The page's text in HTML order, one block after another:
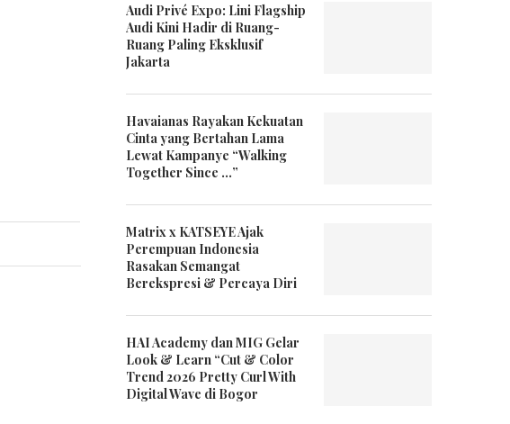
Audi Privé Expo: Lini Flagship
Audi Kini Hadir di Ruang-
Ruang Paling Eksklusif
Jakarta
Havaianas Rayakan Kekuatan
Cinta yang Bertahan Lama
Lewat Kampanye “Walking
Together Since …”
Matrix x KATSEYE Ajak
Perempuan Indonesia
Rasakan Semangat
Berekspresi & Percaya Diri
HAI Academy dan MIG Gelar
Look & Learn “Cut & Color
Trend 2026 Pretty Curl With
Digital Wave di Bogor